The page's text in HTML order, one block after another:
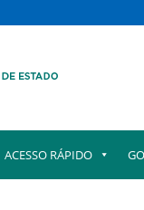
ACESSO RÁPIDO